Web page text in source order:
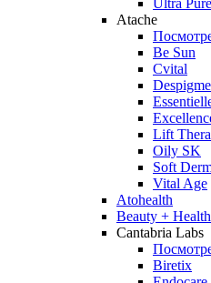
Ultra Pure
Atache
Be Sun
Cvital
Lift
Oily SK
Soft
Vital Age
Atohealth
Beauty + Health
Cantabria Labs
Biretix